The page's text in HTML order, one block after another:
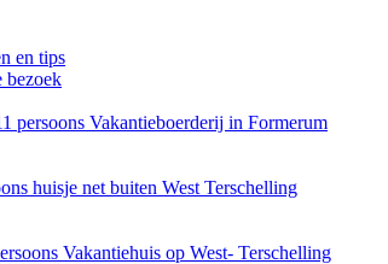
en tips
bezoek
persoons Vakantieboerderij in Formerum
huisje net buiten West Terschelling
Vakantiehuis op West- Terschelling